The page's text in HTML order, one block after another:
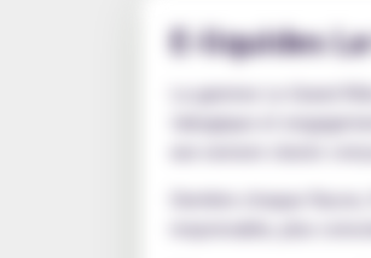
E-liquides
La gamme Le Grand
tabagique et
aux saveurs classic
Derrière chaque